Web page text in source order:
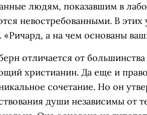
людям, показавшим в
невостребованными. В
а на чем основаны
отличается от
христианин. Да еще и
сочетание. Но он
души независимы от